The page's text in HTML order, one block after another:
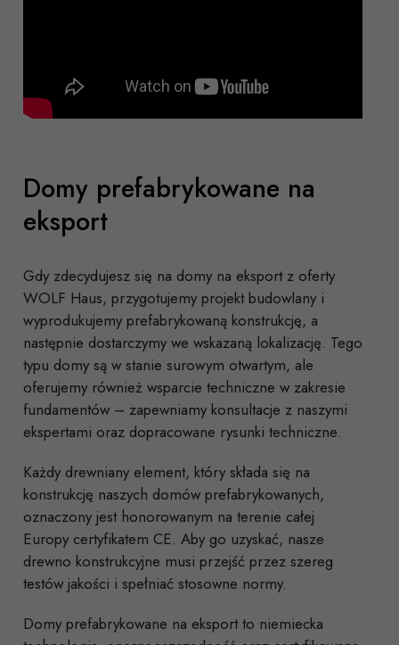
Domy prefabrykowane na
eksport
Gdy zdecydujesz się na domy na eksport z oferty
WOLF Haus, przygotujemy projekt budowlany i
wyprodukujemy prefabrykowaną konstrukcję, a
następnie dostarczymy we wskazaną lokalizację. Tego
typu domy są w stanie surowym otwartym, ale
oferujemy również wsparcie techniczne w zakresie
fundamentów – zapewniamy konsultacje z naszymi
ekspertami oraz dopracowane rysunki techniczne.
Każdy drewniany element, który składa się na
konstrukcję naszych domów prefabrykowanych,
oznaczony jest honorowanym na terenie całej
Europy certyfikatem CE. Aby go uzyskać, nasze
drewno konstrukcyjne musi przejść przez szereg
testów jakości i spełniać stosowne normy.
Domy prefabrykowane na eksport to niemiecka